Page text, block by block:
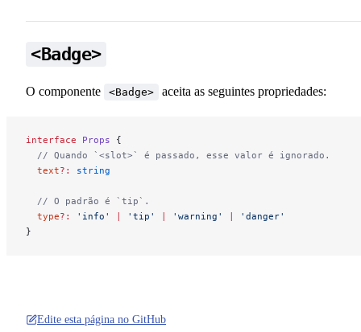
<Badge>
O componente <Badge> aceita as seguintes propriedades:
interface Props {
  // Quando `<slot>` é passado, esse valor é ignorado.
  text
?: string
  // O padrão é `tip`.
  type
?: 'info' | 'tip' | 'warning' |
'danger'
}
Edite esta página no GitHub